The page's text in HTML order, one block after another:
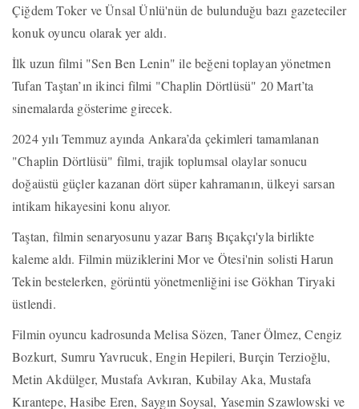
Çiğdem Toker ve Ünsal Ünlü'nün de bulunduğu bazı gazeteciler
konuk oyuncu olarak yer aldı.
İlk uzun filmi "Sen Ben Lenin" ile beğeni toplayan yönetmen
Tufan Taştan’ın ikinci filmi "Chaplin Dörtlüsü" 20 Mart’ta
sinemalarda gösterime girecek.
2024 yılı Temmuz ayında Ankara’da çekimleri tamamlanan
"Chaplin Dörtlüsü" filmi, trajik toplumsal olaylar sonucu
doğaüstü güçler kazanan dört süper kahramanın, ülkeyi sarsan
intikam hikayesini konu alıyor.
Taştan, filmin senaryosunu yazar Barış Bıçakçı'yla birlikte
kaleme aldı. Filmin müziklerini Mor ve Ötesi'nin solisti Harun
Tekin bestelerken, görüntü yönetmenliğini ise Gökhan Tiryaki
üstlendi.
Filmin oyuncu kadrosunda Melisa Sözen, Taner Ölmez, Cengiz
Bozkurt, Sumru Yavrucuk, Engin Hepileri, Burçin Terzioğlu,
Metin Akdülger, Mustafa Avkıran, Kubilay Aka, Mustafa
Kırantepe, Hasibe Eren, Saygın Soysal, Yasemin Szawlowski ve